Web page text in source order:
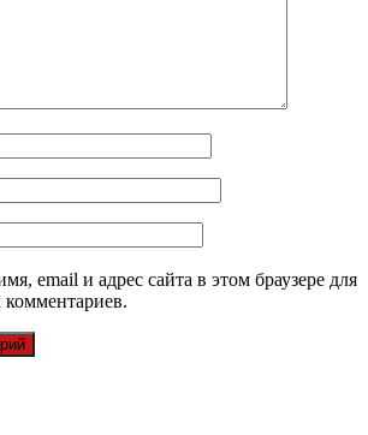
email и адрес сайта в этом браузере для